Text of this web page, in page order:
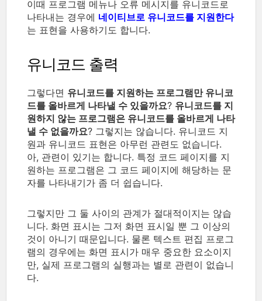
이때 프로그램 메뉴나 오류 메시지를 유니코드로
나타내는 경우에 네이티브로 유니코드를 지원한다
는 표현을 사용하기도 합니다.
유니코드 출력
그렇다면 유니코드를 지원하는 프로그램만 유니코
드를 올바르게 나타낼 수 있을까요? 유니코드를 지
원하지 않는 프로그램은 유니코드를 올바르게 나타
낼 수 없을까요? 그렇지는 않습니다. 유니코드 지
원과 유니코드 표현은 아무런 관련도 없습니다.
아, 관련이 있기는 합니다. 특정 코드 페이지를 지
원하는 프로그램은 그 코드 페이지에 해당하는 문
자를 나타내기가 좀 더 쉽습니다.
그렇지만 그 둘 사이의 관계가 절대적이지는 않습
니다. 화면 표시는 그저 화면 표시일 뿐 그 이상의
것이 아니기 때문입니다. 물론 텍스트 편집 프로그
램의 경우에는 화면 표시가 매우 중요한 요소이지
만, 실제 프로그램의 실행과는 별로 관련이 없습니
다.